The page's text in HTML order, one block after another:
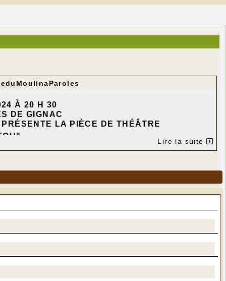
À 20 H 30
DE GIGNAC
LA PIÈCE DE THÉÂTRE
ET DIDIER LECLÈRE
Lire la suite